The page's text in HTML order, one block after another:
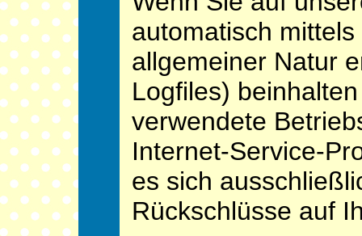
automatisch
allgemeiner Natur
Logfiles)
verwendete
Internet-Service-
es sich
Rückschlüsse auf